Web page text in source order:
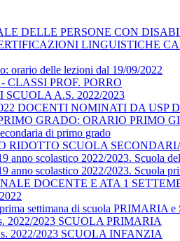
DELLE PERSONE CON
LINGUISTICHE
orario delle lezioni dal 19/09/2022
PROF. PORRO
A.S. 2022/2023
DOCENTI NOMINATI DA USP
GRADO: ORARIO PRIMO
di primo grado
RIDOTTO SCUOLA
anno scolastico 2022/2023. Scuola
anno scolastico 2022/2023. Scuola
DOCENTE E ATA 1
settimana di scuola PRIMARIA
2022/2023 SCUOLA PRIMARIA
2022/2023 SCUOLA INFANZIA